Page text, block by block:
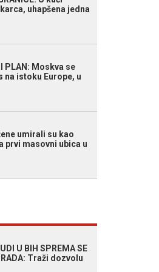
uhapšena jedna
PLAN: Moskva se
na istoku Europe, u
umirali su kao
prvi masovni ubica u
U BIH SPREMA SE
Traži dozvolu